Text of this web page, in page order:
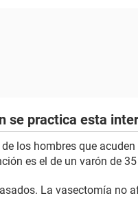
se practica esta
de los hombres que
es el de un varón de
La vasectomía no